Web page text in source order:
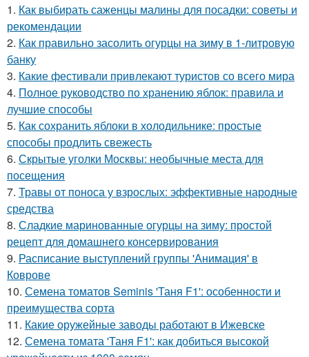
1. Как выбирать саженцы малины для посадки: советы и
рекомендации
2. Как правильно засолить огурцы на зиму в 1-литровую
банку
3. Какие фестивали привлекают туристов со всего мира
4. Полное руководство по хранению яблок: правила и
лучшие способы
5. Как сохранить яблоки в холодильнике: простые
способы продлить свежесть
6. Скрытые уголки Москвы: необычные места для
посещения
7. Травы от поноса у взрослых: эффективные народные
средства
8. Сладкие маринованные огурцы на зиму: простой
рецепт для домашнего консервирования
9. Расписание выступлений группы 'Анимация' в
Коврове
10. Семена томатов Seminis 'Таня F1': особенности и
преимущества сорта
11. Какие оружейные заводы работают в Ижевске
12. Семена томата 'Таня F1': как добиться высокой